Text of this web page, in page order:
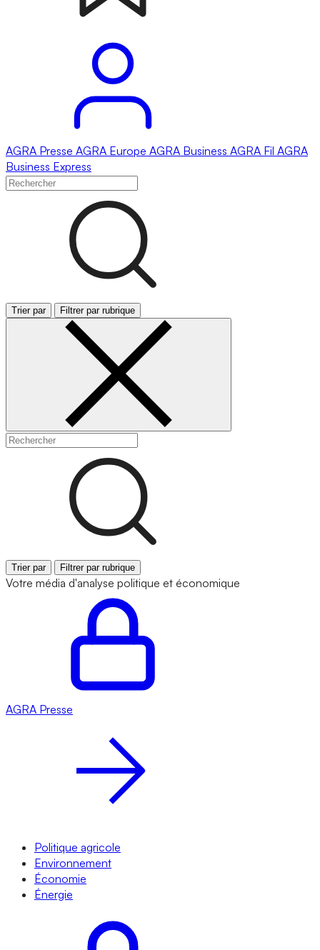
AGRA Presse AGRA Europe AGRA Business AGRA Fil AGRA
Business Express
Trier par Filtrer par rubrique
Trier par Filtrer par rubrique
Votre média d'analyse politique et économique
AGRA Presse
Politique agricole
Environnement
Économie
Énergie